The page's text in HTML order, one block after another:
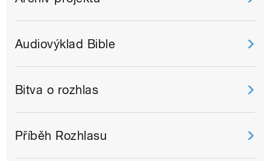
Audiovýklad Bible
Bitva o rozhlas
Příběh Rozhlasu